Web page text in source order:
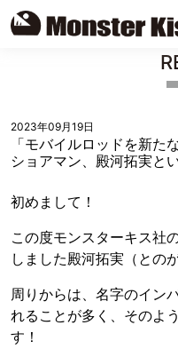
2023年09月19日
「モバイルロッドを新た
ショアマン、殿河拓実とい
初めまして！
この度モンスターキス社
しました殿河拓実（との
周りからは、名字のイン
れることが多く、そのよ
す！